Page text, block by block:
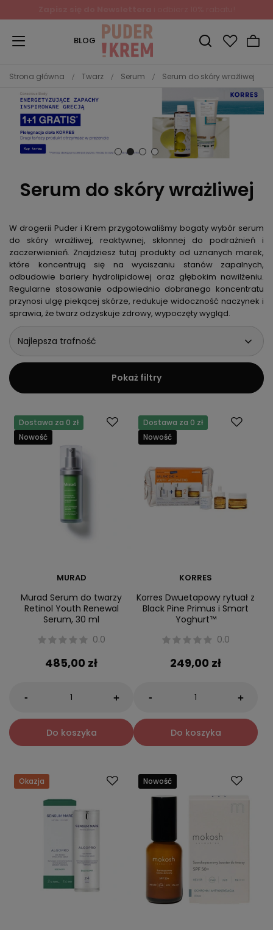
BLOG
Strona główna Twarz Serum Serum do skóry wrażliwej
Serum do skóry wrażliwej
W drogerii Puder i Krem przygotowaliśmy bogaty wybór serum
do skóry wrażliwej, reaktywnej, skłonnej do podrażnień i
zaczerwienień. Znajdziesz tutaj produkty od uznanych marek,
które koncentrują się na wyciszaniu stanów zapalnych,
odbudowie bariery hydrolipidowej oraz głębokim nawilżeniu.
Regularne stosowanie odpowiednio dobranego koncentratu
przynosi ulgę piekącej skórze, redukuje widoczność naczynek i
sprawia, że twarz odzyskuje zdrowy, wypoczęty wygląd.
Najlepsza trafność
Pokaż filtry
Dostawa za 0 zł
Nowość
MURAD
Murad Serum do twarzy
Retinol Youth Renewal
Serum, 30 ml
0.0
485,00 zł
- +
Do koszyka
Dostawa za 0 zł
Nowość
KORRES
Korres Dwuetapowy rytuał z
Black Pine Primus i Smart
Yoghurt™
0.0
249,00 zł
- +
Do koszyka
Okazja Nowość